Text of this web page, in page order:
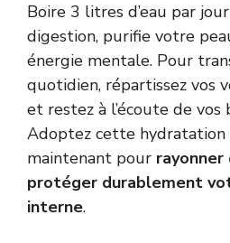
Boire 3 litres d’eau par
digestion, purifie votre
énergie mentale. Pour
quotidien, répartissez vos
et restez à l’écoute de vos
Adoptez cette hydratation
maintenant pour
protéger durablement
interne.